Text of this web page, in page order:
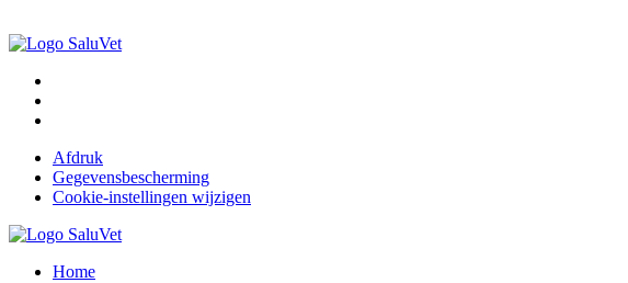
Afdruk
Gegevensbescherming
Cookie-instellingen wijzigen
Home